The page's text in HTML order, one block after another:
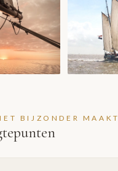
BIJZONDER MAAKT